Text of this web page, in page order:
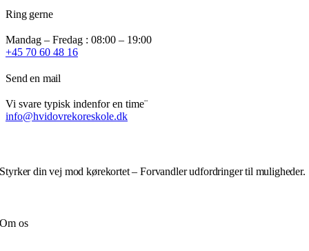
Ring gerne
Mandag – Fredag : 08:00 – 19:00
+45 70 60 48 16
Send en mail
Vi svare typisk indenfor en time¨
info@hvidovrekoreskole.dk
Styrker din vej mod kørekortet – Forvandler udfordringer til muligheder.
Om os